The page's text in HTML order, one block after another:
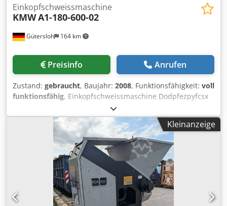
Gütersloh 164 km
Einkopfschweissmaschine
KMWA1-180-600-02
Preisinfo Anrufen
Zustand: gebraucht, Baujahr: 2008, Funktionsfähigkeit: voll
funktionsfähig, Einkopfschweissmaschine Dodpfezpyfcsx
Kleinanzeige